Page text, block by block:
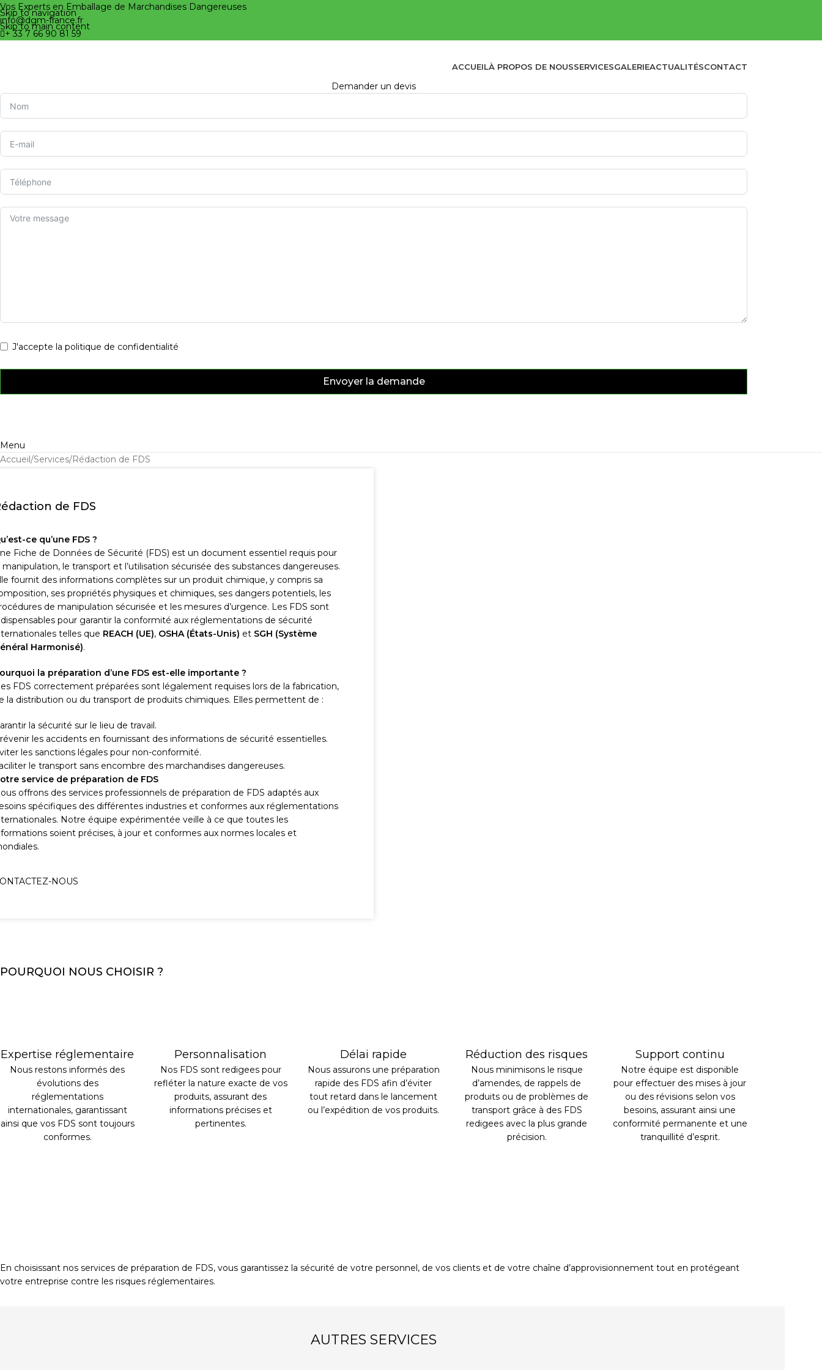
Skip to navigation
Skip to main content
Vos Experts en Emballage de Marchandises Dangereuses
info@dgm-france.fr
+ 33 7 66 90 81 59
ACCUEILÀ PROPOS DE NOUSSERVICESGALERIEACTUALITÉSCONTACT
Demander un devis
J'accepte la politique de confidentialité
Envoyer la demande
Menu
Accueil Services Rédaction de FDS
de FDS
ce qu’une FDS ?
Fiche de Données de Sécurité (FDS) est un document essentiel requis pour
manipulation, le transport et l’utilisation sécurisée des substances dangereuses.
fournit des informations complètes sur un produit chimique, y compris sa
ses propriétés physiques et chimiques, ses dangers potentiels, les
de manipulation sécurisée et les mesures d’urgence. Les FDS sont
pour garantir la conformité aux réglementations de sécurité
telles que REACH (UE), OSHA (États-Unis) et SGH (Système
Harmonisé).
la préparation d’une FDS est-elle importante ?
FDS correctement préparées sont légalement requises lors de la fabrication,
la distribution ou du transport de produits chimiques. Elles permettent de :
la sécurité sur le lieu de travail.
les accidents en fournissant des informations de sécurité essentielles.
les sanctions légales pour non-conformité.
le transport sans encombre des marchandises dangereuses.
service de préparation de FDS
offrons des services professionnels de préparation de FDS adaptés aux
spécifiques des différentes industries et conformes aux réglementations
Notre équipe expérimentée veille à ce que toutes les
soient précises, à jour et conformes aux normes locales et
NOUS
POURQUOI NOUS CHOISIR ?
Expertise réglementaire
Nous restons informés des
évolutions des
réglementations
internationales, garantissant
ainsi que vos FDS sont toujours
conformes.
Personnalisation
Nos FDS sont redigees pour
refléter la nature exacte de vos
produits, assurant des
informations précises et
pertinentes.
Délai rapide
Nous assurons une préparation
rapide des FDS afin d’éviter
tout retard dans le lancement
ou l’expédition de vos produits.
Réduction des risques
Nous minimisons le risque
d’amendes, de rappels de
produits ou de problèmes de
transport grâce à des FDS
redigees avec la plus grande
précision.
Support continu
Notre équipe est disponible
pour effectuer des mises à jour
ou des révisions selon vos
besoins, assurant ainsi une
conformité permanente et une
tranquillité d’esprit.
En choisissant nos services de préparation de FDS, vous garantissez la sécurité de votre personnel, de vos clients et de votre chaîne d’approvisionnement tout en protégeant
votre entreprise contre les risques réglementaires.
AUTRES SERVICES